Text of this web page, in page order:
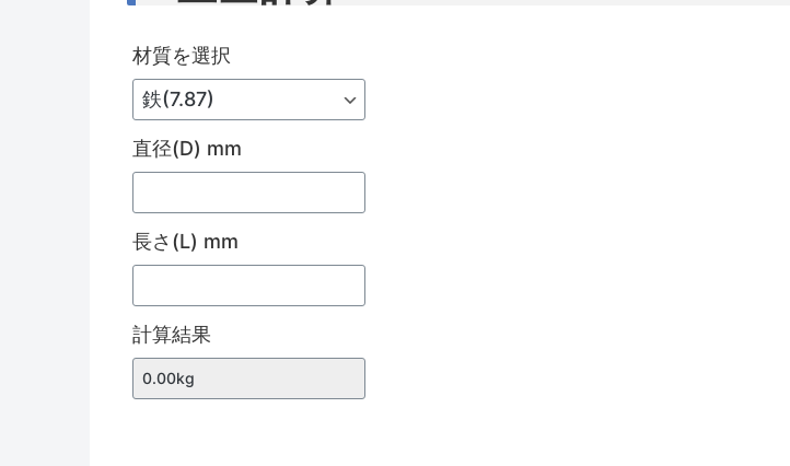
材質を選択
直径(D) mm
長さ(L) mm
計算結果